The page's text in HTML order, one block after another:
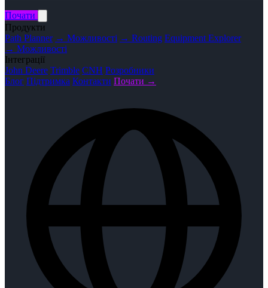
Почати
Продукти
Path Planner → Можливості → Routing Equipment Explorer
→ Можливості
Інтеграції
John Deere Trimble CNH Розробники
Блог Підтримка Контакти Почати →